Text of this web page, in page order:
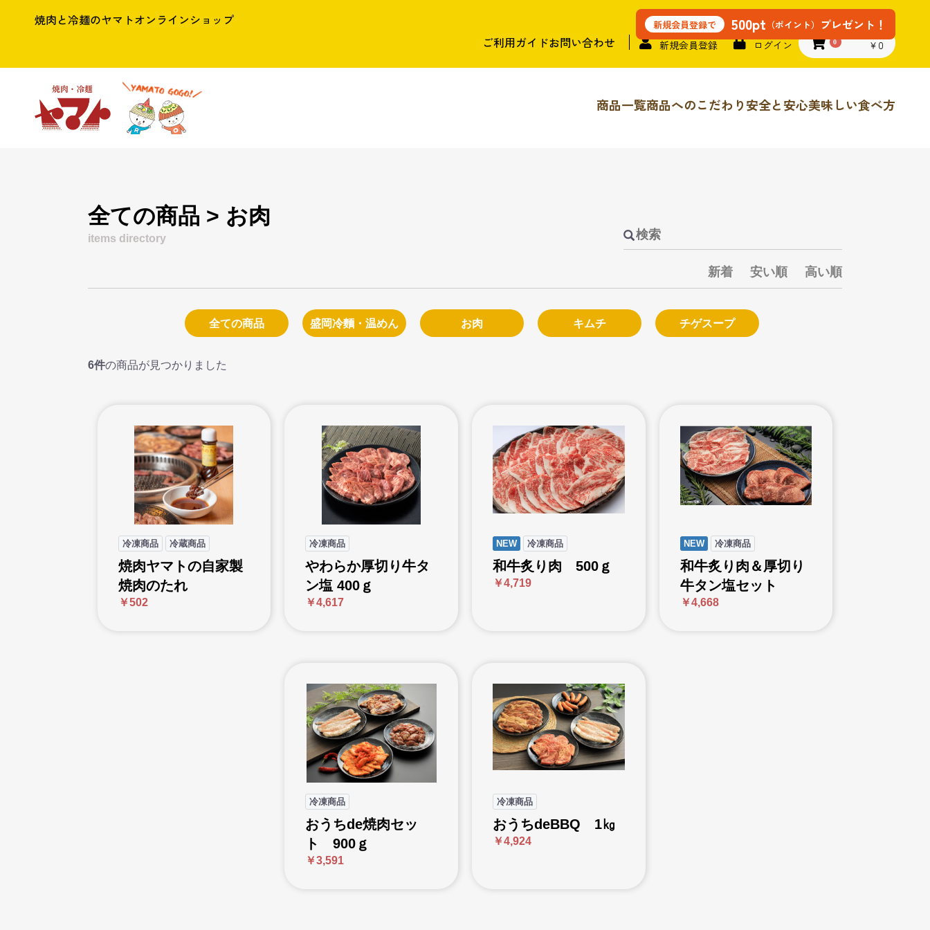
焼肉と冷麺のヤマトオンラインショップ
ご利用ガイドお問い合わせ 新規会員登録 ログイン 0 ￥0
新規会員登録で 500pt （ポイント） プレゼント！
商品一覧商品へのこだわり安全と安心美味しい食べ方
全ての商品 > お肉
items directory
新着 安い順 高い順
全ての商品 盛岡冷麵・温めん お肉 キムチ チゲスープ
6件の商品が見つかりました
冷凍商品 冷蔵商品
焼肉ヤマトの自家製
焼肉のたれ
￥502
冷凍商品
やわらか厚切り牛タ
ン塩 400ｇ
￥4,617
NEW 冷凍商品
和牛炙り肉 500ｇ
￥4,719
NEW 冷凍商品
和牛炙り肉＆厚切り
牛タン塩セット
￥4,668
冷凍商品
おうちde焼肉セッ
ト 900ｇ
￥3,591
冷凍商品
おうちdeBBQ 1㎏
￥4,924